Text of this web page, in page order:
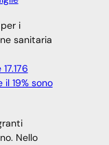
i
sanitaria
19% sono
Nello